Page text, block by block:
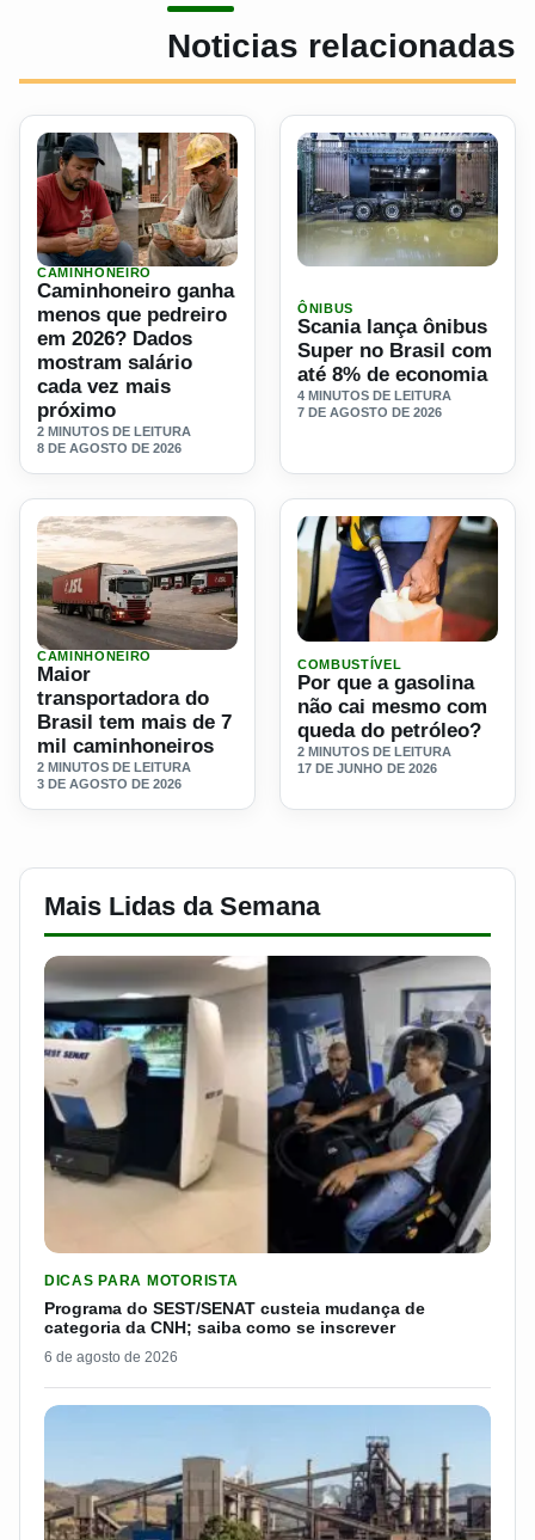
Noticias relacionadas
Ler materia: Caminhoneiro ganha menos que pedreiro
CAMINHONEIRO
Caminhoneiro ganha
menos que pedreiro
em 2026? Dados
mostram salário
cada vez mais
próximo
2 MINUTOS DE LEITURA
8 DE AGOSTO DE 2026
ÔNIBUS
Scania lança ônibus
Super no Brasil com
até 8% de economia
4 MINUTOS DE LEITURA
7 DE AGOSTO DE 2026
Ler materia: Maior transportadora do Brasil tem mais de 7
CAMINHONEIRO
Maior
transportadora do
Brasil tem mais de 7
mil caminhoneiros
2 MINUTOS DE LEITURA
3 DE AGOSTO DE 2026
Ler materia: Por que a
COMBUSTÍVEL
Por que a gasolina
não cai mesmo com
queda do petróleo?
2 MINUTOS DE LEITURA
17 DE JUNHO DE 2026
Mais Lidas da Semana
DICAS PARA MOTORISTA
Programa do SEST/SENAT custeia mudança de
categoria da CNH; saiba como se inscrever
6 de agosto de 2026